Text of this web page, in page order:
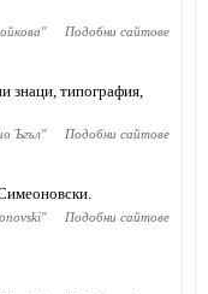
" Подобни сайтове
знаци, типография,
Ъгъл" Подобни сайтове
" Подобни сайтове